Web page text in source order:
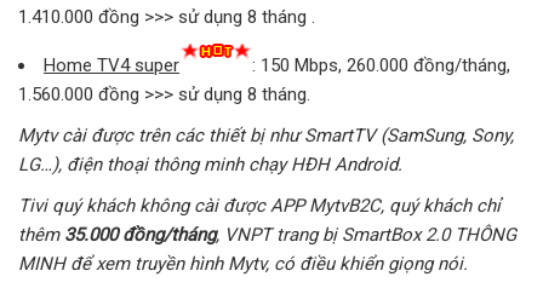
1.410.000 đồng >>> sử dụng 8 tháng .
Home TV4 super
: 150 Mbps, 260.000 đồng/tháng,
1.560.000 đồng >>> sử dụng 8 tháng.
Mytv cài được trên các thiết bị như SmartTV (SamSung, Sony,
LG…), điện thoại thông minh chạy HĐH Android.
Tivi quý khách không cài được APP MytvB2C, quý khách chỉ
thêm 35.000 đồng/tháng, VNPT trang bị SmartBox 2.0 THÔNG
MINH để xem truyền hình Mytv, có điều khiển giọng nói.